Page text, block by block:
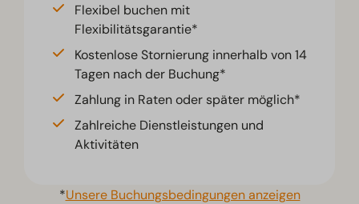
Flexibel buchen mit
Flexibilitätsgarantie*
Kostenlose Stornierung innerhalb von 14
Tagen nach der Buchung*
Zahlung in Raten oder später möglich*
Zahlreiche Dienstleistungen und
Aktivitäten
*Unsere Buchungsbedingungen anzeigen